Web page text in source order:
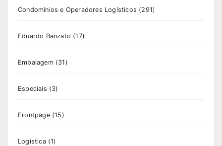
Condomínios e Operadores Logísticos (291)
Eduardo Banzato (17)
Embalagem(31)
Especiais (3)
Frontpage(15)
Logística(1)